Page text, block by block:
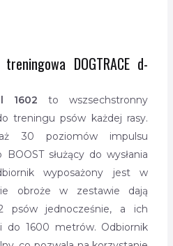
DOGTRACE d-
1602to wszsechstronny
treningu psów każdej rasy.
30 poziomów impulsu
służący do wysłania
wyposażony jest w
obroże w zestawie dają
psów jednocześnie, a ich
do 1600 metrów. Odbiornik